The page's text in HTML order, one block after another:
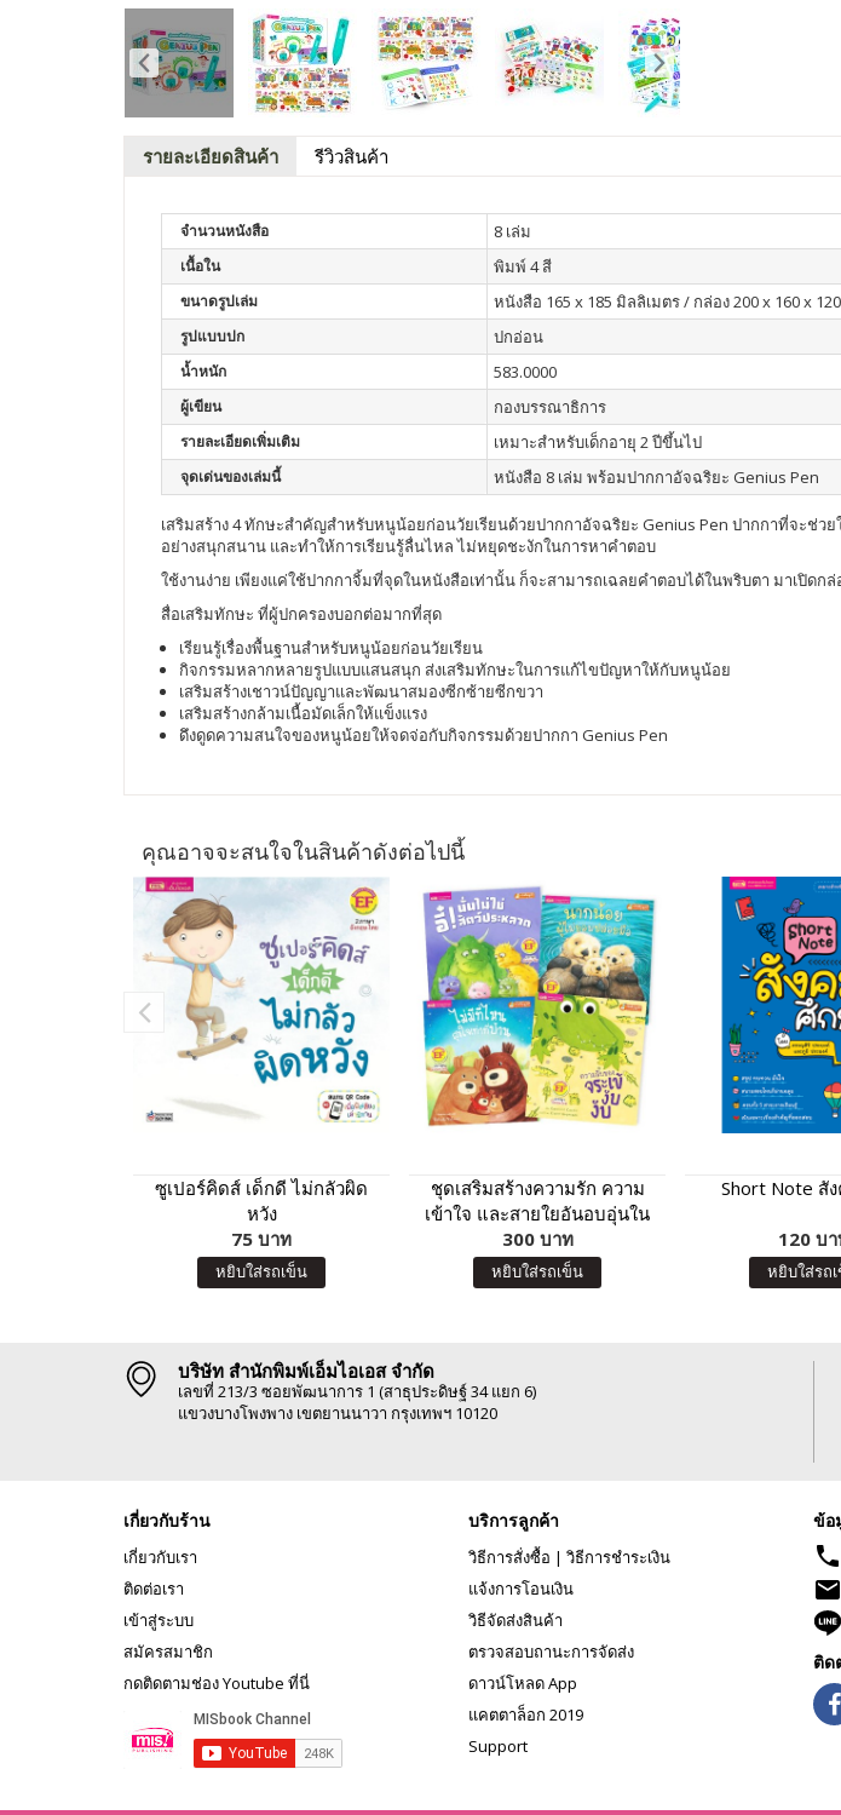
รายละเอียดสินค้า รีวิวสินค้า
จำนวนหนังสือ 8 เล่ม
เนื้อใน พิมพ์ 4 สี
ขนาดรูปเล่ม หนังสือ 165 x 185 มิลลิเมตร / กล่อง 200 x 160 x
รูปแบบปก ปกอ่อน
น้ำหนัก 583.0000
ผู้เขียน กองบรรณาธิการ
รายละเอียดเพิ่มเติม เหมาะสำหรับเด็กอายุ 2 ปีขึ้นไป
จุดเด่นของเล่มนี้ หนังสือ 8 เล่ม พร้อมปากกาอัจฉริยะ Genius Pen
เสริมสร้าง 4 ทักษะสำคัญสำหรับหนูน้อยก่อนวัยเรียนด้วยปากกาอัจฉริยะ Genius Pen ปากกาที่จะช่ว
อย่างสนุกสนาน และทำให้การเรียนรู้ลื่นไหล ไม่หยุดชะงักในการหาคำตอบ
ใช้งานง่าย เพียงแค่ใช้ปากกาจิ้มที่จุดในหนังสือเท่านั้น ก็จะสามารถเฉลยคำตอบได้ในพริบตา มาเปิด
สื่อเสริมทักษะ ที่ผู้ปกครองบอกต่อมากที่สุด
เรียนรู้เรื่องพื้นฐานสำหรับหนูน้อยก่อนวัยเรียน
กิจกรรมหลากหลายรูปแบบแสนสนุก ส่งเสริมทักษะในการแก้ไขปัญหาให้กับหนูน้อย
เสริมสร้างเชาวน์ปัญญาและพัฒนาสมองซีกซ้ายซีกขวา
เสริมสร้างกล้ามเนื้อมัดเล็กให้แข็งแรง
ดึงดูดความสนใจของหนูน้อยให้จดจ่อกับกิจกรรมด้วยปากกา Genius Pen
คุณอาจจะสนใจในสินค้าดังต่อไปนี้
ซูเปอร์คิดส์ เด็กดี ไม่กลัวผิด
หวัง
75 บาท
หยิบใส่รถเข็น
ชุดเสริมสร้างความรัก ความ
เข้าใจ และสายใยอันอบอุ่นใน
ครอบครัว
300 บาท
หยิบใส่รถเข็น
Short Note สั
120 บ
หยิบใส่รถ
บริษัท สำนักพิมพ์เอ็มไอเอส จำกัด
เลขที่ 213/3 ซอยพัฒนาการ 1 (สาธุประดิษฐ์ 34 แยก 6)
แขวงบางโพงพาง เขตยานนาวา กรุงเทพฯ 10120
เกี่ยวกับร้าน
เกี่ยวกับเรา
ติดต่อเรา
เข้าสู่ระบบ
สมัครสมาชิก
กดติดตามช่อง Youtube ที่นี่
บริการลูกค้า
วิธีการสั่งซื้อ | วิธีการชำระเงิน
แจ้งการโอนเงิน
วิธีจัดส่งสินค้า
ตรวจสอบถานะการจัดส่ง
ดาวน์โหลด App
แคตตาล็อก 2019
Support
ข้อ
phone
mail
ติด